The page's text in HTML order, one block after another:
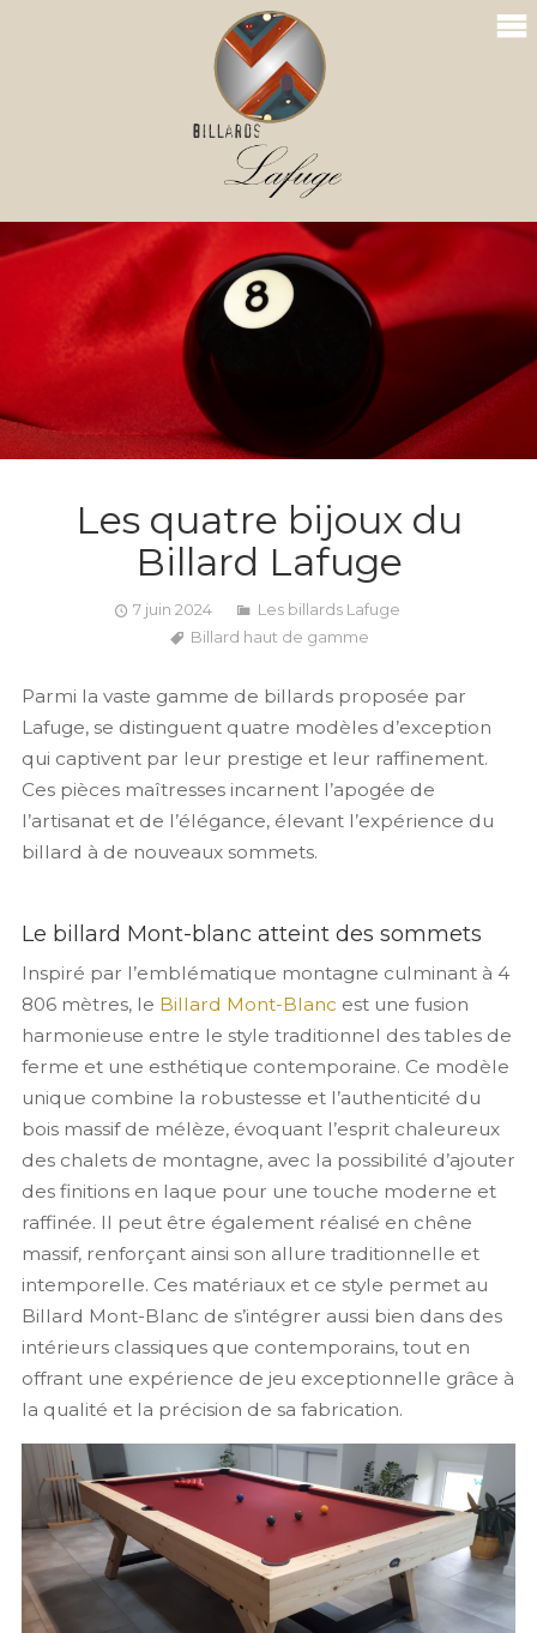
Les quatre bijoux du
Billard Lafuge
7 juin 2024
Les billards Lafuge
Billard haut de gamme
Parmi la vaste gamme de billards proposée par
Lafuge, se distinguent quatre modèles d’exception
qui captivent par leur prestige et leur raffinement.
Ces pièces maîtresses incarnent l’apogée de
l’artisanat et de l’élégance, élevant l’expérience du
billard à de nouveaux sommets.
Le billard Mont-blanc atteint des sommets
Inspiré par l’emblématique montagne culminant à 4
806 mètres, le Billard Mont-Blanc est une fusion
harmonieuse entre le style traditionnel des tables de
ferme et une esthétique contemporaine. Ce modèle
unique combine la robustesse et l’authenticité du
bois massif de mélèze, évoquant l’esprit chaleureux
des chalets de montagne, avec la possibilité d’ajouter
des finitions en laque pour une touche moderne et
raffinée. Il peut être également réalisé en chêne
massif, renforçant ainsi son allure traditionnelle et
intemporelle. Ces matériaux et ce style permet au
Billard Mont-Blanc de s’intégrer aussi bien dans des
intérieurs classiques que contemporains, tout en
offrant une expérience de jeu exceptionnelle grâce à
la qualité et la précision de sa fabrication.